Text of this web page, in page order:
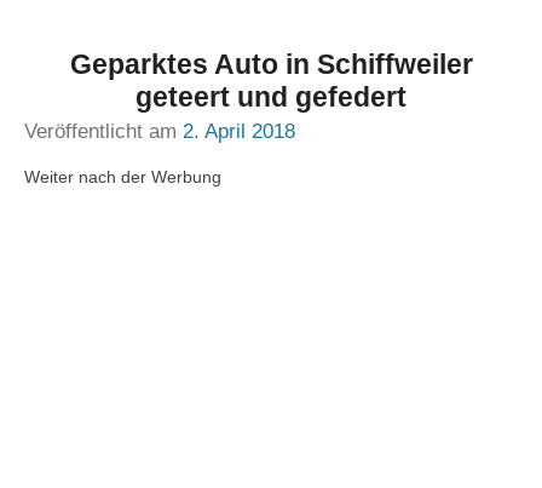
Geparktes Auto in Schiffweiler
geteert und gefedert
Veröffentlicht am 2. April 2018
Weiter nach der Werbung